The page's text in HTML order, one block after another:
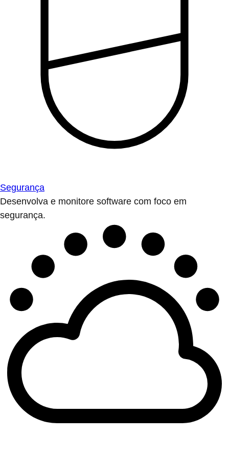
Segurança
Desenvolva e monitore software com foco em
segurança.